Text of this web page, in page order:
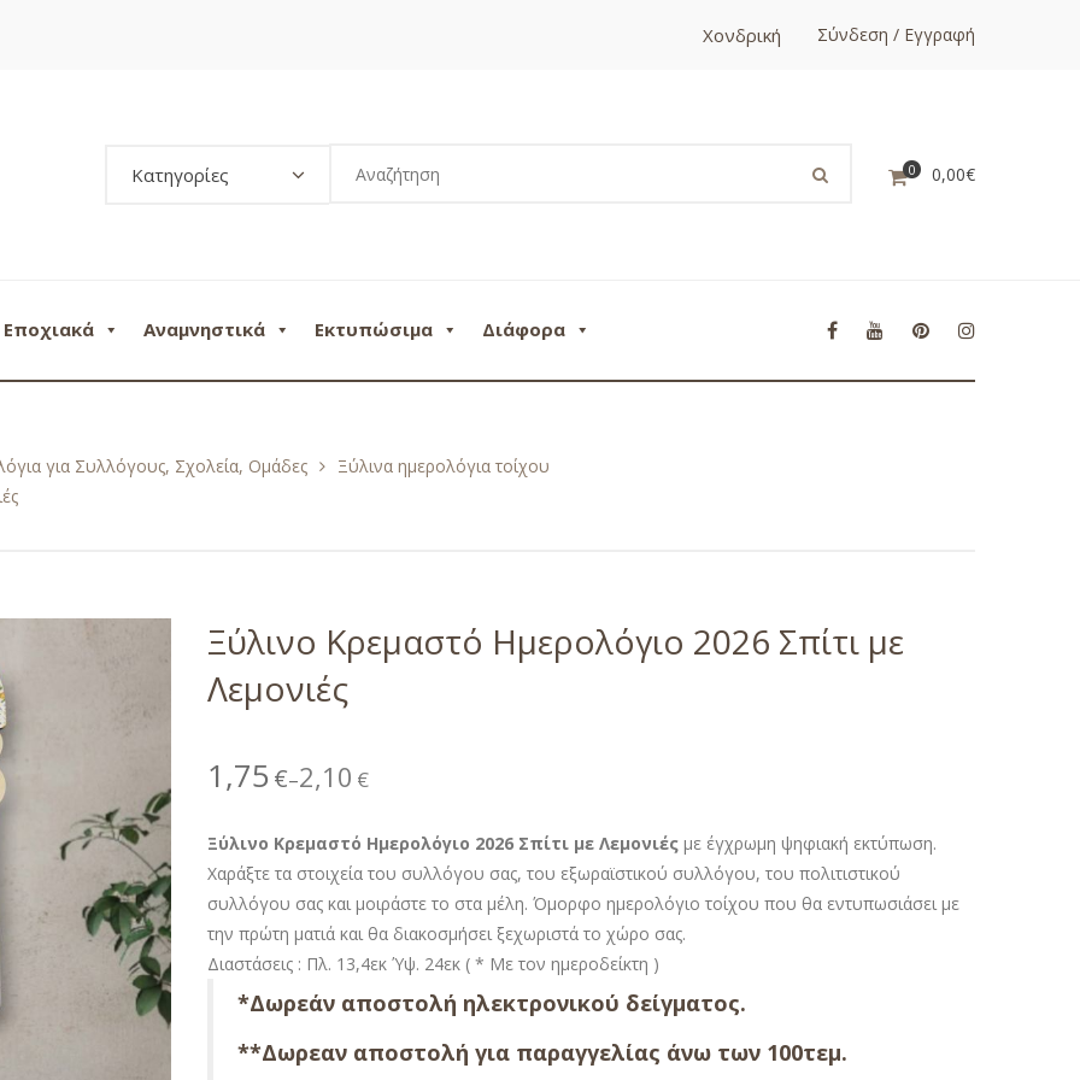
Χονδρική Σύνδεση / Εγγραφή
Κατηγορίες 0 0,00€
Εποχιακά Αναμνηστικά Εκτυπώσιμα Διάφορα
για Συλλόγους, Σχολεία, Ομάδες
Ξύλινα ημερολόγια τοίχου
Ξύλινο Κρεμαστό Ημερολόγιο 2026 Σπίτι με
Λεμονιές
1,75 €–2,10 €
Ξύλινο Κρεμαστό Ημερολόγιο 2026 Σπίτι με Λεμονιές με έγχρωμη ψηφιακή εκτύπωση.
Χαράξτε τα στοιχεία του συλλόγου σας, του εξωραϊστικού συλλόγου, του πολιτιστικού
συλλόγου σας και μοιράστε το στα μέλη. Όμορφο ημερολόγιο τοίχου που θα εντυπωσιάσει με
την πρώτη ματιά και θα διακοσμήσει ξεχωριστά το χώρο σας.
Διαστάσεις : Πλ. 13,4εκ Ύψ. 24εκ ( * Με τον ημεροδείκτη )
*Δωρεάν αποστολή ηλεκτρονικού δείγματος.
**Δωρεαν αποστολή για παραγγελίας άνω των 100τεμ.